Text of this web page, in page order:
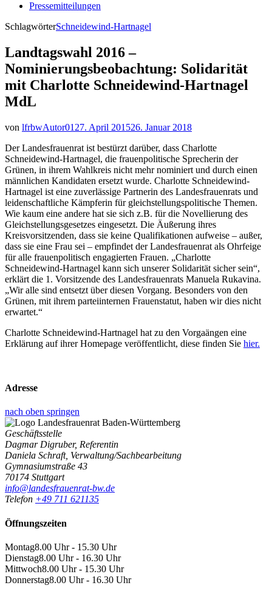
Pressemitteilungen
SchlagwörterSchneidewind-Hartnagel
Landtagswahl 2016 –
Nominierungsbeobachtung: Solidarität
mit Charlotte Schneidewind-Hartnagel
MdL
von lfrbwAutor01 27. April 201526. Januar 2018
Der Landesfrauenrat ist bestürzt darüber, dass Charlotte
Schneidewind-Hartnagel, die frauenpolitische Sprecherin der
Grünen, in ihrem Wahlkreis nicht mehr nominiert und durch einen
männlichen Kandidaten ersetzt wurde. Charlotte Schneidewind-
Hartnagel ist eine zuverlässige Partnerin des Landesfrauenrats und
leidenschaftliche Kämpferin für gleichstellungspolitische Themen.
Wie kaum eine andere hat sie sich z.B. für die Novellierung des
Gleichstellungsgesetzes eingesetzt. Die Äußerung ihres
Kreisvorsitzenden, dass sie keine Qualifikationen aufweise – außer,
dass sie eine Frau sei – empfindet der Landesfrauenrat als Ohrfeige
für alle frauenpolitisch engagierten Frauen. „Charlotte
Schneidewind-Hartnagel kann sich unserer Solidarität sicher sein“,
erklärt die 1. Vorsitzende des Landesfrauenrats Manuela Rukavina.
„Wir alle sind entsetzt über diesen Vorgang. Besonders von den
Grünen, mit ihrem parteiinternen Frauenstatut, haben wir dies nicht
erwartet.“
Charlotte Schneidewind-Hartnagel hat zu den Vorgaängen eine
Erklärung auf ihrer Homepage veröffentlicht, diese finden Sie hier.
Adresse
nach oben springen
Geschäftsstelle
Dagmar Digruber, Referentin
Daniela Schraft, Verwaltung/Sachbearbeitung
Gymnasiumstraße 43
70174 Stuttgart
info@landesfrauenrat-bw.de
Telefon +49 711 621135
Öffnungszeiten
Montag8.00 Uhr - 15.30 Uhr
Dienstag8.00 Uhr - 16.30 Uhr
Mittwoch8.00 Uhr - 15.30 Uhr
Donnerstag8.00 Uhr - 16.30 Uhr